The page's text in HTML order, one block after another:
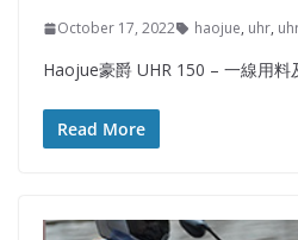
October 17, 2022 haojue, uhr,
Haojue豪爵 UHR 150 – 一線用料
Read More